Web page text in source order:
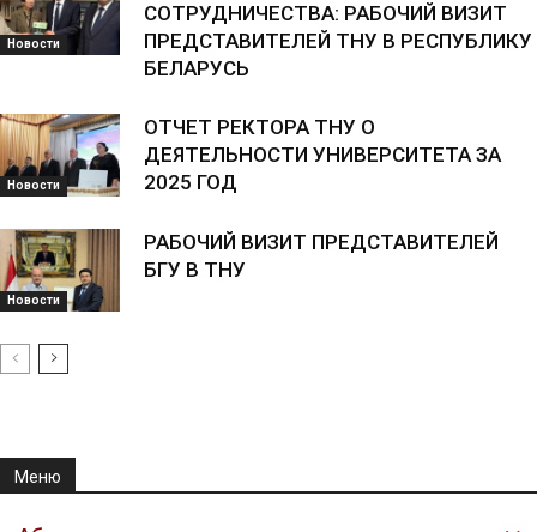
Новости
СОТРУДНИЧЕСТВА: РАБОЧИЙ ВИЗИТ
ПРЕДСТАВИТЕЛЕЙ ТНУ В РЕСПУБЛИКУ
БЕЛАРУСЬ
Новости
ОТЧЕТ РЕКТОРА ТНУ О
ДЕЯТЕЛЬНОСТИ УНИВЕРСИТЕТА ЗА
2025 ГОД
Новости
РАБОЧИЙ ВИЗИТ ПРЕДСТАВИТЕЛЕЙ
БГУ В ТНУ
Меню